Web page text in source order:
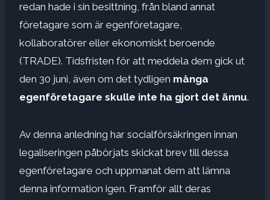
redan hade i sin besittning, från bland annat
företagare som är egenföretagare,
kollaboratörer eller ekonomiskt beroende
(TRADE). Tidsfristen för att meddela dem gick ut
den 30 juni, även om det tydligen många
egenföretagare skulle inte ha gjort det ännu.
Av denna anledning har socialförsäkringen innan
legaliseringen påbörjats skickat brev till dessa
egenföretagare och uppmanat dem att lämna
denna information igen. Framför allt deras